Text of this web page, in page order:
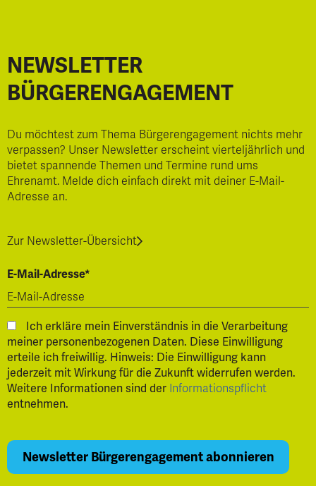
NEWSLETTER
BÜRGERENGAGEMENT
Du möchtest zum Thema Bürgerengagement nichts mehr
verpassen? Unser Newsletter erscheint vierteljährlich und
bietet spannende Themen und Termine rund ums
Ehrenamt. Melde dich einfach direkt mit deiner E-Mail-
Adresse an.
Zur Newsletter-Übersicht
E-Mail-Adresse*
Ich erkläre mein Einverständnis in die Verarbeitung
meiner personenbezogenen Daten. Diese Einwilligung
erteile ich freiwillig. Hinweis: Die Einwilligung kann
jederzeit mit Wirkung für die Zukunft widerrufen werden.
Weitere Informationen sind der Informationspflicht
entnehmen.